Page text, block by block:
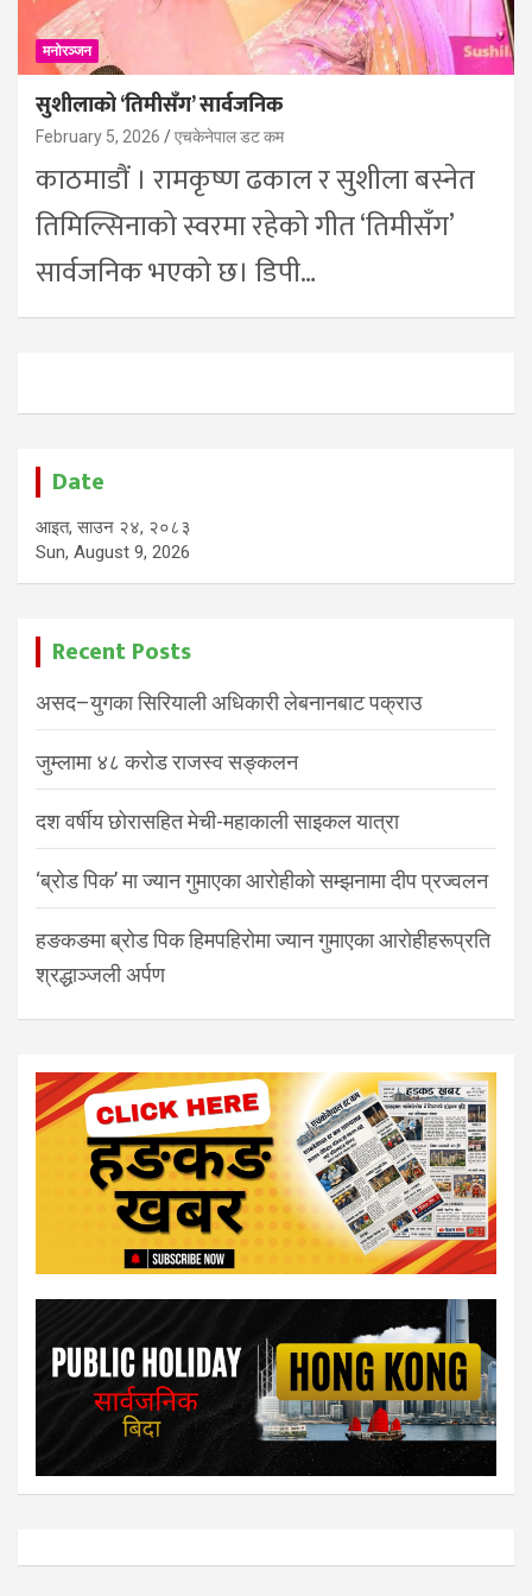
मनोरञ्जन
सुशीलाको ‘तिमीसँग’ सार्वजनिक
February 5, 2026 एचकेनेपाल डट कम
काठमाडौं । रामकृष्ण ढकाल र सुशीला बस्नेत
तिमिल्सिनाको स्वरमा रहेको गीत ‘तिमीसँग’
सार्वजनिक भएको छ। डिपी…
Date
आइत, साउन २४, २०८३
Sun, August 9, 2026
Recent Posts
असद–युगका सिरियाली अधिकारी लेबनानबाट पक्राउ
जुम्लामा ४८ करोड राजस्व सङ्कलन
दश वर्षीय छोरासहित मेची-महाकाली साइकल यात्रा
‘ब्रोड पिक’ मा ज्यान गुमाएका आरोहीको सम्झनामा दीप प्रज्वलन
हङकङमा ब्रोड पिक हिमपहिरोमा ज्यान गुमाएका आरोहीहरूप्रति
श्रद्धाञ्जली अर्पण